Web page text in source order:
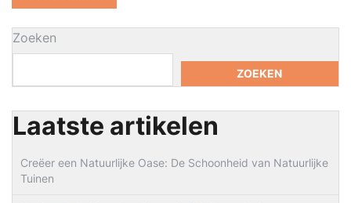
Zoeken
ZOEKEN
Laatste artikelen
Creëer een Natuurlijke Oase: De Schoonheid van Natuurlijke
Tuinen